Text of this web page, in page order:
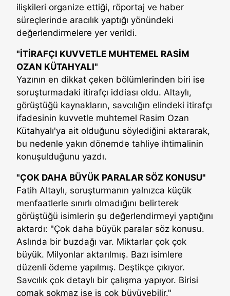
ilişkileri organize ettiği, röportaj ve haber
süreçlerinde aracılık yaptığı yönündeki
değerlendirmelere yer verildi.
"İTİRAFÇI KUVVETLE MUHTEMEL RASİM
OZAN KÜTAHYALI"
Yazının en dikkat çeken bölümlerinden biri ise
soruşturmadaki itirafçı iddiası oldu. Altaylı,
görüştüğü kaynakların, savcılığın elindeki itirafçı
ifadesinin kuvvetle muhtemel Rasim Ozan
Kütahyalı'ya ait olduğunu söylediğini aktararak,
bu nedenle yakın dönemde tahliye ihtimalinin
konuşulduğunu yazdı.
"ÇOK DAHA BÜYÜK PARALAR SÖZ KONUSU"
Fatih Altaylı, soruşturmanın yalnızca küçük
menfaatlerle sınırlı olmadığını belirterek
görüştüğü isimlerin şu değerlendirmeyi yaptığını
aktardı: "Çok daha büyük paralar söz konusu.
Aslında bir buzdağı var. Miktarlar çok çok
büyük. Milyonlar aktarılmış. Bazı isimlere
düzenli ödeme yapılmış. Deştikçe çıkıyor.
Savcılık çok detaylı bir çalışma yapıyor. Birisi
çomak sokmaz ise iş çok büyüyebilir."